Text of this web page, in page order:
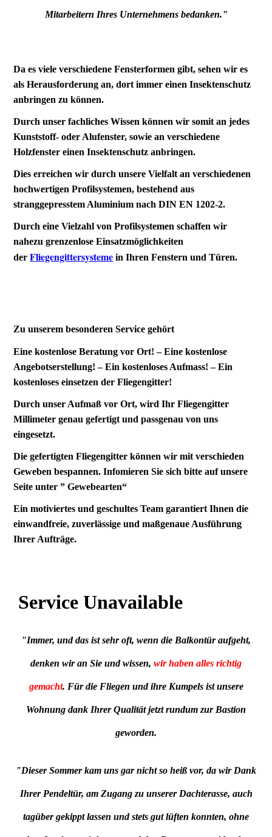
Mitarbeitern Ihres Unternehmens bedanken."
Da es viele verschiedene Fensterformen gibt, sehen wir es
als Herausforderung an, dort immer einen Insektenschutz
anbringen zu können.
Durch unser fachliches Wissen können wir somit an jedes
Kunststoff- oder Alufenster, sowie an verschiedene
Holzfenster einen Insektenschutz anbringen.
Dies erreichen wir durch unsere Vielfalt an verschiedenen
hochwertigen Profilsystemen, bestehend aus
stranggepresstem Aluminium nach DIN EN 1202-2.
Durch eine Vielzahl von Profilsystemen schaffen wir
nahezu grenzenlose Einsatzmöglichkeiten
derFliegengittersysteme in Ihren Fenstern und Türen.
Zu unserem besonderen Service gehört
Eine kostenlose Beratung vor Ort! – Eine kostenlose
Angebotserstellung! – Ein kostenloses Aufmass! – Ein
kostenloses einsetzen der Fliegengitter!
Durch unser Aufmaß vor Ort, wird Ihr Fliegengitter
Millimeter genau gefertigt und passgenau von uns
eingesetzt.
Die gefertigten Fliegengitter können wir mit verschieden
Geweben bespannen. Infomieren Sie sich bitte auf unsere
Seite unter ” Gewebearten“
Ein motiviertes und geschultes Team garantiert Ihnen die
einwandfreie, zuverlässige und maßgenaue Ausführung
Ihrer Aufträge.
"Immer, und das ist sehr oft, wenn die Balkontür aufgeht,
denken wir an Sie und wissen, wir haben alles richtig
gemacht. Für die Fliegen und ihre Kumpels ist unsere
Wohnung dank Ihrer Qualität jetzt rundum zur Bastion
geworden.
"Dieser Sommer kam uns gar nicht so heiß vor, da wir Dank
Ihrer Pendeltür, am Zugang zu unserer Dachterasse, auch
tagüber gekippt lassen und stets gut lüften konnten, ohne